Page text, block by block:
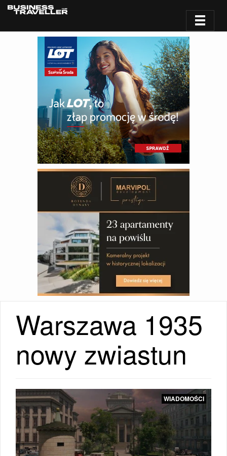
Warszawa 1935
nowy zwiastun
WIADOMOŚCI